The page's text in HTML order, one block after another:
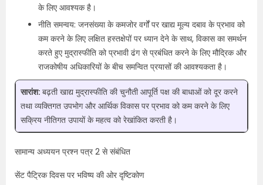
के लिए आवश्यक है।
नीति समन्वय: जनसंख्या के कमजोर वर्गों पर खाद्य मूल्य दबाव के प्रभाव को
कम करने के लिए लक्षित हस्तक्षेपों पर ध्यान देने के साथ, विकास का समर्थन
करते हुए मुद्रास्फीति को प्रभावी ढंग से प्रबंधित करने के लिए मौद्रिक और
राजकोषीय अधिकारियों के बीच समन्वित प्रयासों की आवश्यकता है।
सारांश: बढ़ती खाद्य मुद्रास्फीति की चुनौती आपूर्ति पक्ष की बाधाओं को दूर करने
तथा व्यक्तिगत उपभोग और आर्थिक विकास पर प्रभाव को कम करने के लिए
सक्रिय नीतिगत उपायों के महत्व को रेखांकित करती है।
सामान्य अध्ययन प्रश्न पत्र 2 से संबंधित
सेंट पैट्रिक दिवस पर भविष्य की ओर दृष्टिकोण